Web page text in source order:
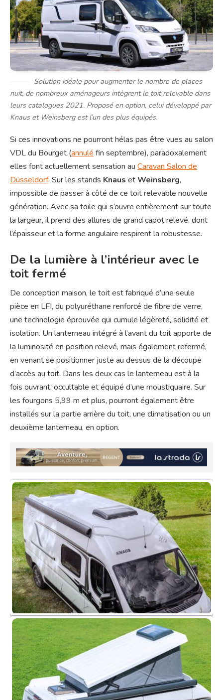
Solution idéale pour augmenter le nombre de places
nuit, de nombreux aménageurs intègrent le toit relevable dans
leurs catalogues 2021. Proposé en option, celui développé par
Knaus et Weinsberg est l’un des plus équipés.
Si ces innovations ne pourront hélas pas être vues au salon
VDL du Bourget (annuléfin septembre), paradoxalement
elles font actuellement sensation au Caravan Salon de
Düsseldorf. Sur les stands Knaus etWeinsberg,
impossible de passer à côté de ce toit relevable nouvelle
génération. Avec sa toile qui s’ouvre entièrement sur toute
la largeur, il prend des allures de grand capot relevé, dont
l’épaisseur et la forme angulaire respirent la robustesse.
De la lumière à l’intérieur avec le
toit fermé
De conception maison, le toit est fabriqué d’une seule
pièce en LFI, du polyuréthane renforcé de fibre de verre,
une technologie éprouvée qui cumule légèreté, solidité et
isolation. Un lanterneau intégré à l’avant du toit apporte de
la luminosité en position relevé, mais également refermé,
en venant se positionner juste au dessus de la découpe
d’accès au toit. Dans les deux cas le lanterneau est à la
fois ouvrant, occultable et équipé d’une moustiquaire. Sur
les fourgons 5,99 m et plus, pourront également être
installés sur la partie arrière du toit, une climatisation ou un
deuxième lanterneau, en option.